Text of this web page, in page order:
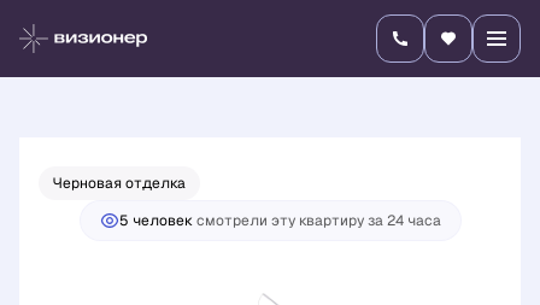
2-комнатная Цена по запросу
Черновая отделка
5 человексмотрели эту квартиру за 24 часа